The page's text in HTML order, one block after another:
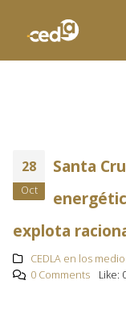
28
Oct
Santa
explota
CEDLA en los
0 Comments
Like: